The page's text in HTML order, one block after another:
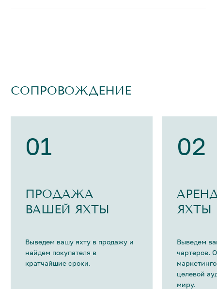
СОПРОВОЖДЕНИЕ
01
ПРОДАЖА
ВАШЕЙ ЯХТЫ
Выведем вашу яхту в продажу и
найдем покупателя в
кратчайшие сроки.
02
ЯХТЫ
Выведем
чартеров.
целевой
миру.